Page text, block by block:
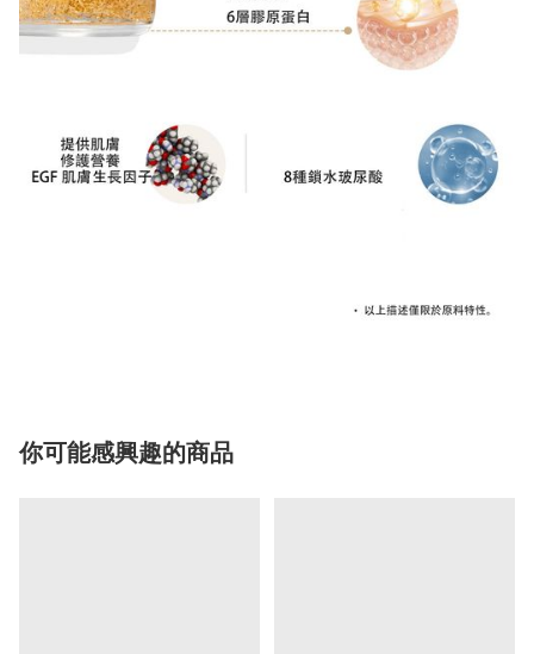
你可能感興趣的商品